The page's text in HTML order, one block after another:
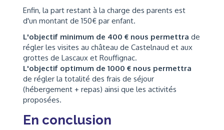
Enfin, la part restant à la charge des parents est
d'un montant de 150€ par enfant.
L'objectif minimum de 400 € nous permettra de
régler les visites au château de Castelnaud et aux
grottes de Lascaux et Rouffignac.
L'objectif optimum de 1000 € nous permettra
de régler la totalité des frais de séjour
(hébergement + repas) ainsi que les activités
proposées.
En conclusion